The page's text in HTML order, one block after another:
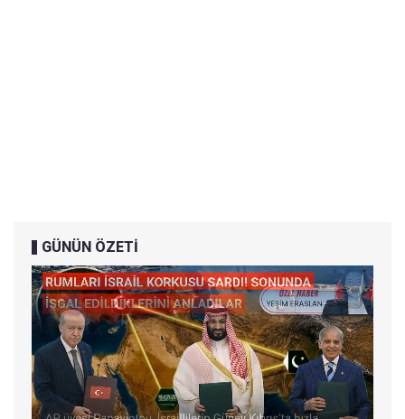
GÜNÜN ÖZETİ